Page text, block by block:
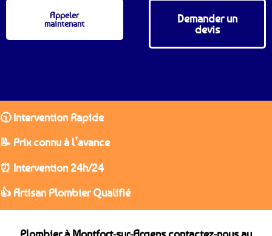
Appeler
maintenant
Demander un
devis
🕥 Intervention Rapide
📝 Prix connu à l’avance
⏰ Intervention 24h/24
👍 Artisan Plombier Qualifié
Plombier à Montfort-sur-Argens contactez-nous au